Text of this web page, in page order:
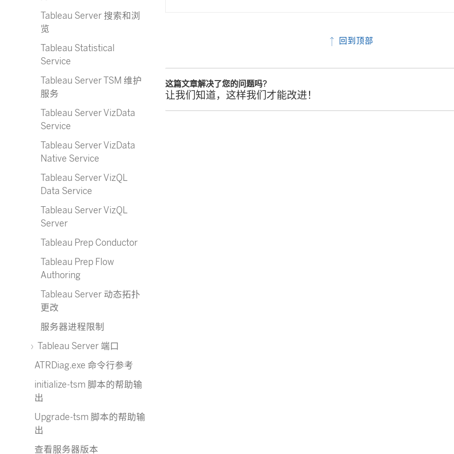
Tableau Server 搜索和浏
览
Tableau Statistical
Service
Tableau Server TSM 维护
服务
Tableau Server VizData
Service
Tableau Server VizData
Native Service
Tableau Server VizQL
Data Service
Tableau Server VizQL
Server
Tableau Prep Conductor
Tableau Prep Flow
Authoring
Tableau Server 动态拓扑
更改
服务器进程限制
Tableau Server 端口
ATRDiag.exe 命令行参考
initialize-tsm 脚本的帮助输
出
Upgrade-tsm 脚本的帮助输
出
查看服务器版本
回到顶部
这篇文章解决了您的问题吗?
让我们知道，这样我们才能改进！